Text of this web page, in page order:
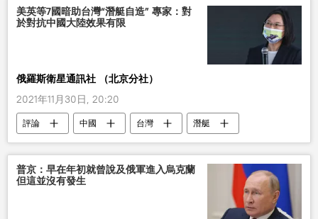
美英等7國暗助台灣“潛艇自造” 專家：對
於對抗中國大陸效果有限
俄羅斯衛星通訊社 （北京分社）
2021年11月30日, 20:20
評論 中國 台灣
潛艇
英國
美國
普京：早在年初就曾說及俄軍進入烏克蘭
但這並沒有發生